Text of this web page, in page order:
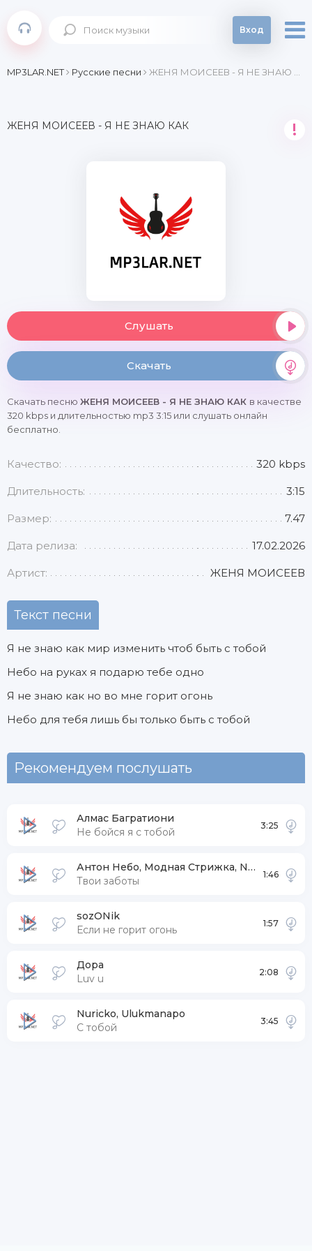
Вход
MP3LAR.NET Русские песни ЖЕНЯ МОИСЕЕВ - Я НЕ ЗНАЮ КАК
ЖЕНЯ МОИСЕЕВ - Я НЕ ЗНАЮ КАК !
Слушать
Скачать
Скачать песню ЖЕНЯ МОИСЕЕВ - Я НЕ ЗНАЮ КАК в качестве
320 kbps и длительностью mp3 3:15 или слушать онлайн
бесплатно.
Качество: 320 kbps
Длительность: 3:15
Размер: 7.47
Дата релиза: 17.02.2026
Артист: ЖЕНЯ МОИСЕЕВ
Текст песни
Я не знаю как мир изменить чтоб быть с тобой
Небо на руках я подарю тебе одно
Я не знаю как но во мне горит огонь
Небо для тебя лишь бы только быть с тобой
Рекомендуем послушать
Алмас Багратиони
Не бойся я с тобой
3:25
Антон Небо, Модная Стрижка, Nablydatelnyi, ISVNBITOV
Твои заботы
1:46
sozONik
Если не горит огонь
1:57
Дора
Luv u
2:08
Nuricko, Ulukmanapo
С тобой
3:45